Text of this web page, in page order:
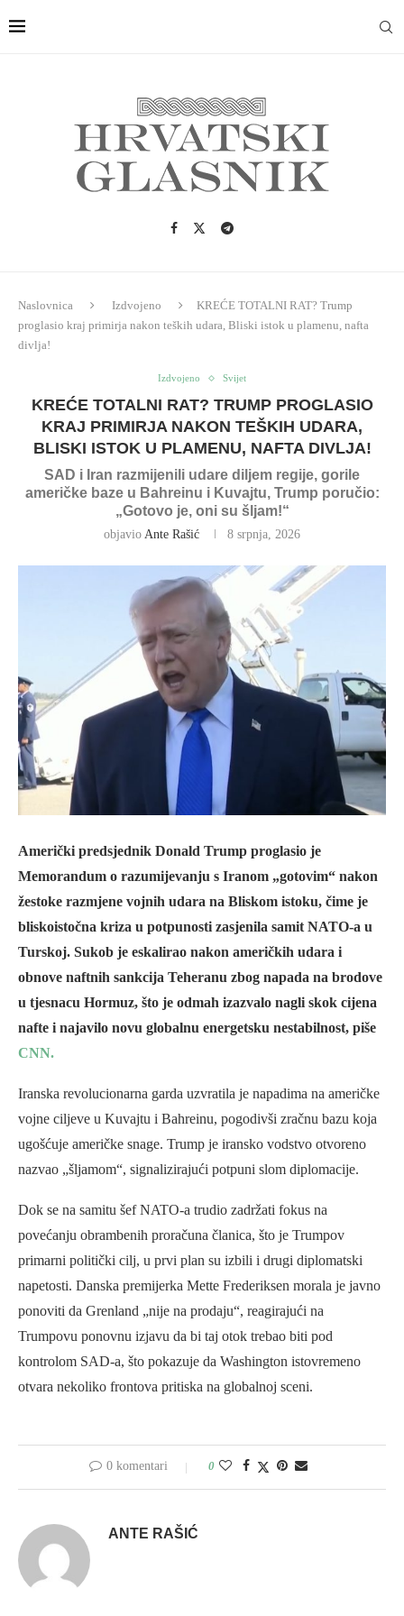
Naslovnica Izdvojeno
KREĆE TOTALNI RAT? Trump
proglasio kraj primirja nakon teških udara, Bliski istok u plamenu, nafta
divlja!
Izdvojeno Svijet
KREĆE TOTALNI RAT? TRUMP PROGLASIO
KRAJ PRIMIRJA NAKON TEŠKIH UDARA,
BLISKI ISTOK U PLAMENU, NAFTA DIVLJA!
SAD i Iran razmijenili udare diljem regije, gorile
američke baze u Bahreinu i Kuvajtu, Trump poručio:
„Gotovo je, oni su šljam!“
objavio Ante Rašić 8 srpnja, 2026
Američki predsjednik Donald Trump proglasio je
Memorandum o razumijevanju s Iranom „gotovim“ nakon
žestoke razmjene vojnih udara na Bliskom istoku, čime je
bliskoistočna kriza u potpunosti zasjenila samit NATO-a u
Turskoj. Sukob je eskalirao nakon američkih udara i
obnove naftnih sankcija Teheranu zbog napada na brodove
u tjesnacu Hormuz, što je odmah izazvalo nagli skok cijena
nafte i najavilo novu globalnu energetsku nestabilnost, piše
CNN.
Iranska revolucionarna garda uzvratila je napadima na američke
vojne ciljeve u Kuvajtu i Bahreinu, pogodivši zračnu bazu koja
ugošćuje američke snage. Trump je iransko vodstvo otvoreno
nazvao „šljamom“, signalizirajući potpuni slom diplomacije.
Dok se na samitu šef NATO-a trudio zadržati fokus na
povećanju obrambenih proračuna članica, što je Trumpov
primarni politički cilj, u prvi plan su izbili i drugi diplomatski
napetosti. Danska premijerka Mette Frederiksen morala je javno
ponoviti da Grenland „nije na prodaju“, reagirajući na
Trumpovu ponovnu izjavu da bi taj otok trebao biti pod
kontrolom SAD-a, što pokazuje da Washington istovremeno
otvara nekoliko frontova pritiska na globalnoj sceni.
0 komentari 0
ANTE RAŠIĆ